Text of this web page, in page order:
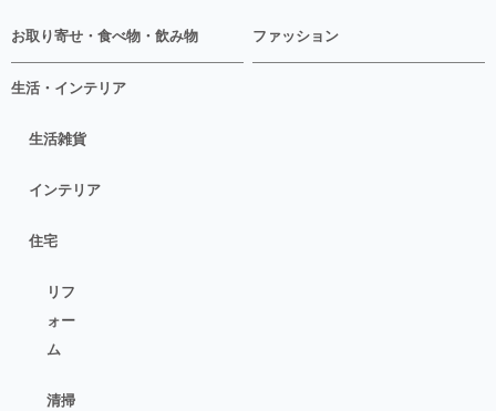
お取り寄せ・食べ物・飲み物 ファッション
生活・インテリア
生活雑貨
インテリア
住宅
リフ
ォー
ム
清掃